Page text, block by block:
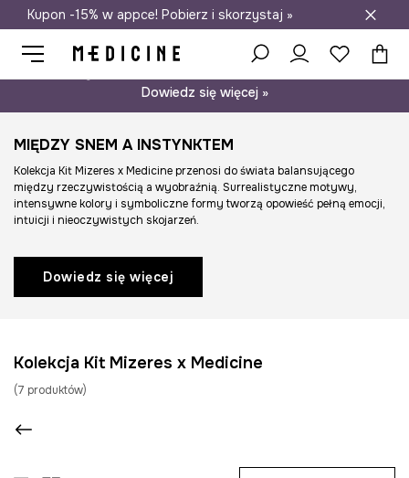
Darmowa dostawa do salonów
Kupon -15% w appce! Pobierz i skorzystaj »
Dowiedz się więcej »
MIĘDZY SNEM A INSTYNKTEM
Kolekcja Kit Mizeres x Medicine przenosi do świata balansującego
między rzeczywistością a wyobraźnią. Surrealistyczne motywy,
intensywne kolory i symboliczne formy tworzą opowieść pełną emocji,
intuicji i nieoczywistych skojarzeń.
Dowiedz się więcej
Kolekcja Kit Mizeres x Medicine
(7 produktów)